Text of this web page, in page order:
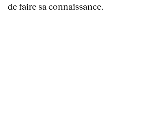
de faire sa connaissance.